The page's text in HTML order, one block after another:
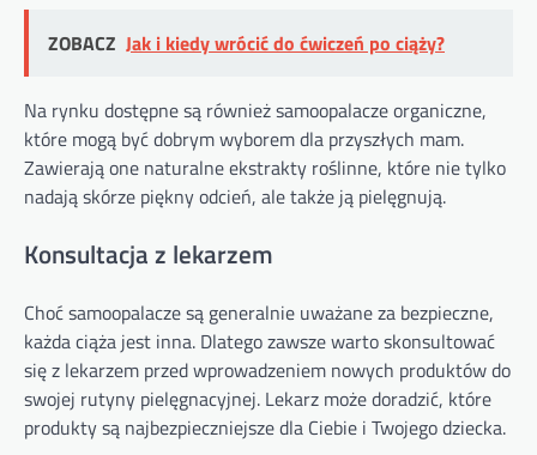
ZOBACZ Jak i kiedy wrócić do ćwiczeń po ciąży?
Na rynku dostępne są również samoopalacze organiczne,
które mogą być dobrym wyborem dla przyszłych mam.
Zawierają one naturalne ekstrakty roślinne, które nie tylko
nadają skórze piękny odcień, ale także ją pielęgnują.
Konsultacja z lekarzem
Choć samoopalacze są generalnie uważane za bezpieczne,
każda ciąża jest inna. Dlatego zawsze warto skonsultować
się z lekarzem przed wprowadzeniem nowych produktów do
swojej rutyny pielęgnacyjnej. Lekarz może doradzić, które
produkty są najbezpieczniejsze dla Ciebie i Twojego dziecka.